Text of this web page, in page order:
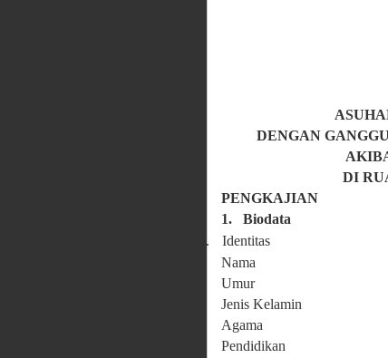
DENGAN
DI
PENGKAJIAN
1.
Biodata
a.
Identitas
Nama :
Umur : 36
Jenis Kelamin :
Agama :
Pendidikan :